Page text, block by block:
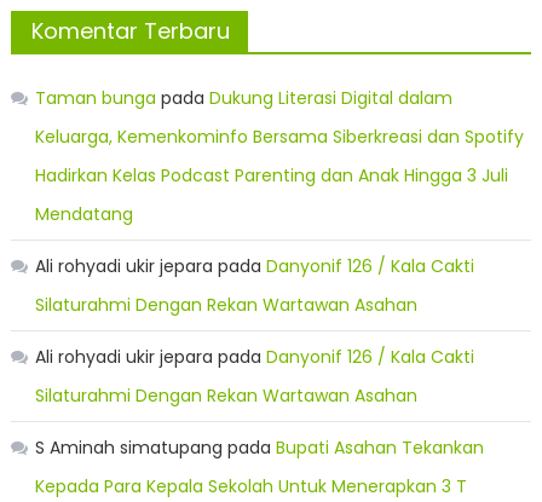
Komentar Terbaru
Taman bunga pada Dukung Literasi Digital dalam
Keluarga, Kemenkominfo Bersama Siberkreasi dan Spotify
Hadirkan Kelas Podcast Parenting dan Anak Hingga 3 Juli
Mendatang
Ali rohyadi ukir jepara pada Danyonif 126 / Kala Cakti
Silaturahmi Dengan Rekan Wartawan Asahan
Ali rohyadi ukir jepara pada Danyonif 126 / Kala Cakti
Silaturahmi Dengan Rekan Wartawan Asahan
S Aminah simatupang pada Bupati Asahan Tekankan
Kepada Para Kepala Sekolah Untuk Menerapkan 3 T